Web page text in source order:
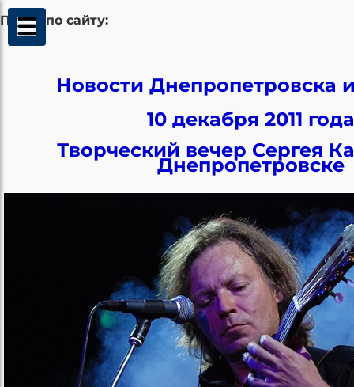
Поиск по сайту:
Новости Днепропетровска
10 декабря 2011 года
Творческий вечер Сергея
Днепропетровске